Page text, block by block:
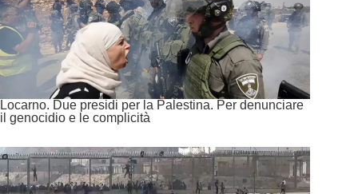
Locarno. Due presidi per la Palestina. Per denunciare
il genocidio e le complicità